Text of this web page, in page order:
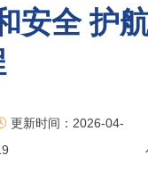
安全 护
更新时间：2026-04-